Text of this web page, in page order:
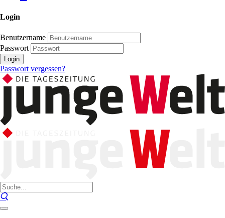
Login
Benutzername
Passwort
Login
Passwort vergessen?